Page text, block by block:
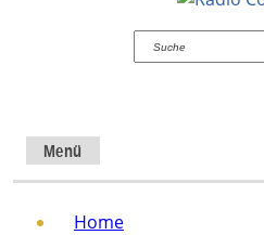
Suchen
Menü
Home